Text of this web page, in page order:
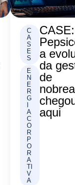
C
A
S
E
S
E
N
E
R
G
A
C
O
R
P
O
R
A
TI
V
A
CASE:
a
da
de
aqui